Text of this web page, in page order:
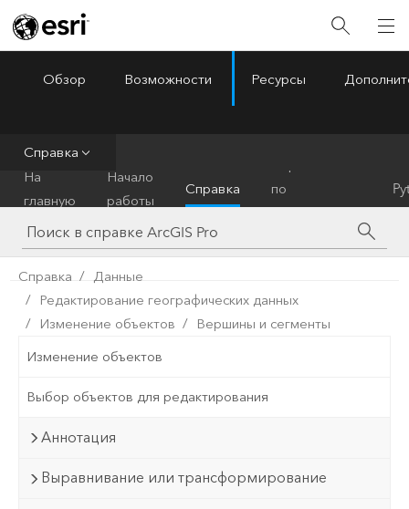
ArcGIS Pro
Обзор Возможности Ресурсы
Справка
На
главную
Начало
работы
Справка
по
инструментам
Справка
Данные
Редактирование географических данных
Изменение объектов
Вершины и сегменты
Изменение объектов
Выбор объектов для редактирования
Аннотация
Выравнивание или трансформирование